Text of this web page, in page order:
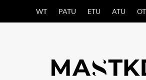
WT PATU ETU ATU